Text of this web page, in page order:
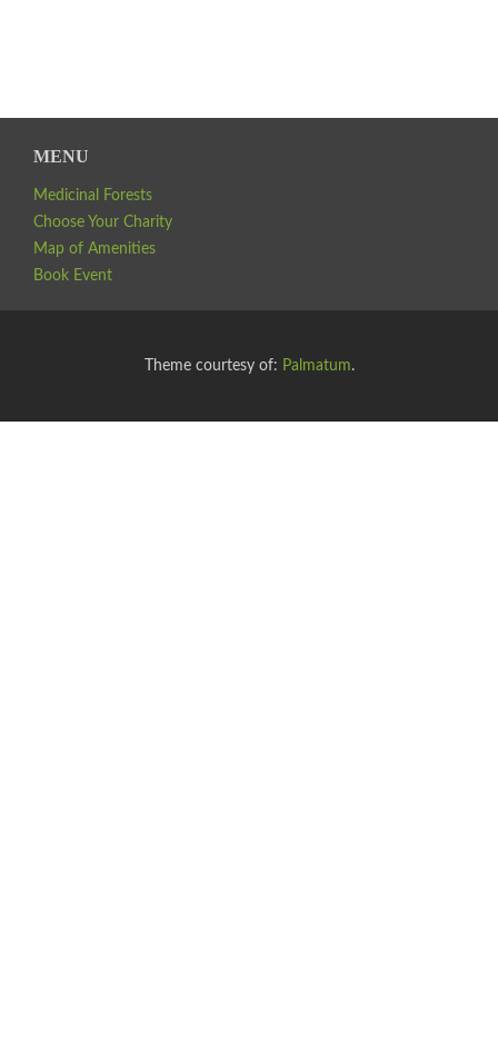
MENU
Medicinal Forests
Choose Your Charity
Map of Amenities
Book Event
Theme courtesy of: Palmatum.